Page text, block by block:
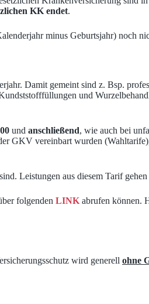
KK endet.
minus Geburtsjahr) noch
Damit gemeint sind z. Bsp.
und
und anschließend, wie auch bei
GKV vereinbart wurden
Leistungen aus diesem Tarif
folgenden LINK abrufen können.
wird generell ohne